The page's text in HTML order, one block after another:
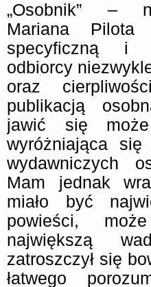
„Osobnik” –
Mariana
specyficzną i
odbiorcy
oraz
publikacją
jawić się
wyróżniająca
wydawniczych
Mam jednak
miało być
powieści,
największą
zatroszczył się
łatwego